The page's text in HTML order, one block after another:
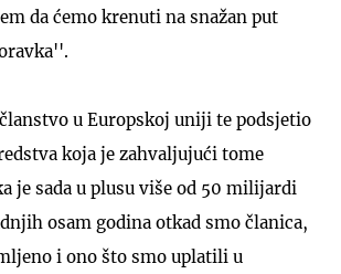
da ćemo krenuti na snažan put
u Europskoj uniji te podsjetio
koja je zahvaljujući tome
je sada u plusu više od 50 milijardi
osam godina otkad smo članica,
i ono što smo uplatili u